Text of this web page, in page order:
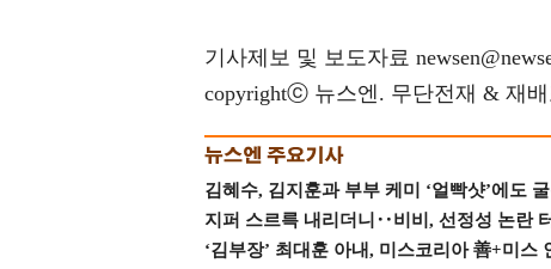
기사제보 및 보도자료
copyrightⓒ 뉴스엔. 무단전재 & 재배
김혜수, 김지훈과 부부 케미 ‘얼빡샷’에도
지퍼 스르륵 내리더니‥비비, 선정성 논란
‘김부장’ 최대훈 아내, 미스코리아 善+미스